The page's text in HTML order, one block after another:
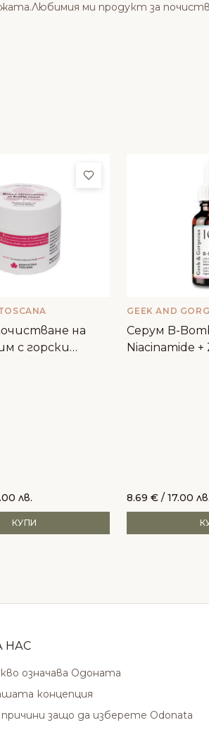
ми продукт за
Добави в любими
на
с горски
Toscana
лв.
КУПИ
GEEK AND
Серум B-
Niacinamide +
8.69€ / 17.00 лв.
НАС
означава Одоната
концепция
причини защо да изберете Odonata